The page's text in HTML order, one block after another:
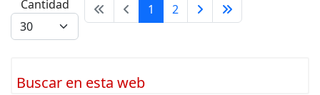
Cantidad 1 2
Buscar en esta web